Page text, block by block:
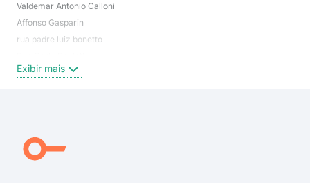
Valdemar Antonio Calloni
Affonso Gasparin
rua padre luiz bonetto
Rua Daniel Dip
Rua Dom Luiz Victor Sartori
Carla Pauletti
Exibir mais